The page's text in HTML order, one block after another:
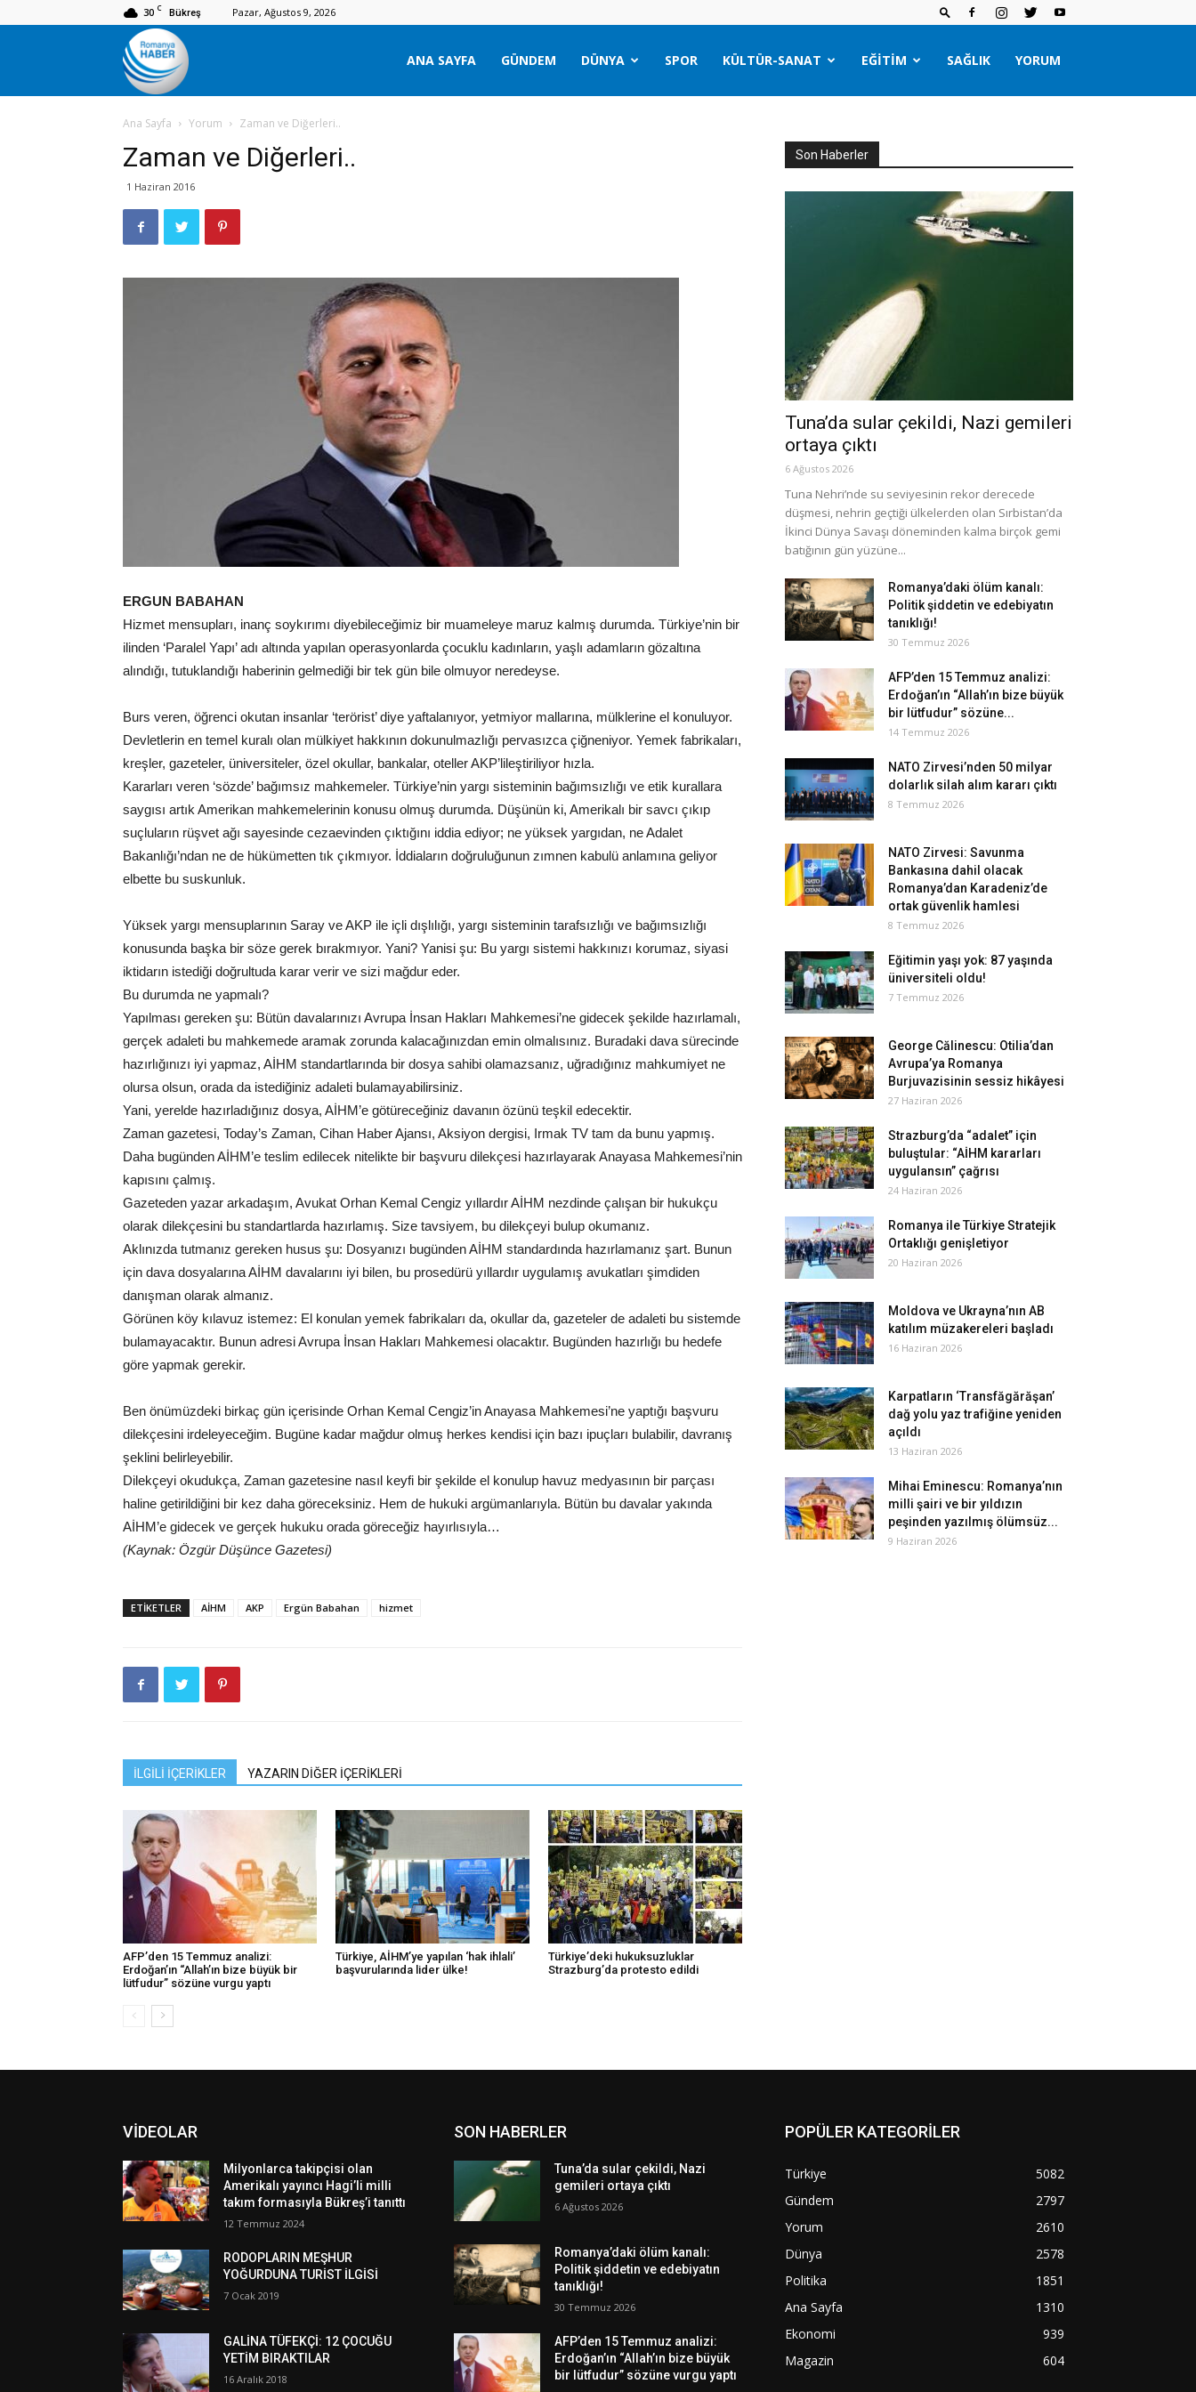
30 C Bükreş Pazar, Ağustos 9, 2026
Romanya
Haber
ANA SAYFA GÜNDEM DÜNYA SPOR KÜLTÜR-SANAT EĞITIM SAĞLIK YORUM
Ana Sayfa Yorum Zaman ve Diğerleri..
Zaman ve Diğerleri..
1 Haziran 2016
ERGUN BABAHAN
Hizmet mensupları, inanç soykırımı diyebileceğimiz bir muameleye maruz kalmış durumda. Türkiye’nin bir
ilinden ‘Paralel Yapı’ adı altında yapılan operasyonlarda çocuklu kadınların, yaşlı adamların gözaltına
alındığı, tutuklandığı haberinin gelmediği bir tek gün bile olmuyor neredeyse.
Burs veren, öğrenci okutan insanlar ‘terörist’ diye yaftalanıyor, yetmiyor mallarına, mülklerine el konuluyor.
Devletlerin en temel kuralı olan mülkiyet hakkının dokunulmazlığı pervasızca çiğneniyor. Yemek fabrikaları,
kreşler, gazeteler, üniversiteler, özel okullar, bankalar, oteller AKP’lileştiriliyor hızla.
Kararları veren ‘sözde’ bağımsız mahkemeler. Türkiye’nin yargı sisteminin bağımsızlığı ve etik kurallara
saygısı artık Amerikan mahkemelerinin konusu olmuş durumda. Düşünün ki, Amerikalı bir savcı çıkıp
suçluların rüşvet ağı sayesinde cezaevinden çıktığını iddia ediyor; ne yüksek yargıdan, ne Adalet
Bakanlığı’ndan ne de hükümetten tık çıkmıyor. İddiaların doğruluğunun zımnen kabulü anlamına geliyor
elbette bu suskunluk.
Yüksek yargı mensuplarının Saray ve AKP ile içli dışlılığı, yargı sisteminin tarafsızlığı ve bağımsızlığı
konusunda başka bir söze gerek bırakmıyor. Yani? Yanisi şu: Bu yargı sistemi hakkınızı korumaz, siyasi
iktidarın istediği doğrultuda karar verir ve sizi mağdur eder.
Bu durumda ne yapmalı?
Yapılması gereken şu: Bütün davalarınızı Avrupa İnsan Hakları Mahkemesi’ne gidecek şekilde hazırlamalı,
gerçek adaleti bu mahkemede aramak zorunda kalacağınızdan emin olmalısınız. Buradaki dava sürecinde
hazırlığınızı iyi yapmaz, AİHM standartlarında bir dosya sahibi olamazsanız, uğradığınız mahkumiyet ne
olursa olsun, orada da istediğiniz adaleti bulamayabilirsiniz.
Yani, yerelde hazırladığınız dosya, AİHM’e götüreceğiniz davanın özünü teşkil edecektir.
Zaman gazetesi, Today’s Zaman, Cihan Haber Ajansı, Aksiyon dergisi, Irmak TV tam da bunu yapmış.
Daha bugünden AİHM’e teslim edilecek nitelikte bir başvuru dilekçesi hazırlayarak Anayasa Mahkemesi’nin
kapısını çalmış.
Gazeteden yazar arkadaşım, Avukat Orhan Kemal Cengiz yıllardır AİHM nezdinde çalışan bir hukukçu
olarak dilekçesini bu standartlarda hazırlamış. Size tavsiyem, bu dilekçeyi bulup okumanız.
Aklınızda tutmanız gereken husus şu: Dosyanızı bugünden AİHM standardında hazırlamanız şart. Bunun
için dava dosyalarına AİHM davalarını iyi bilen, bu prosedürü yıllardır uygulamış avukatları şimdiden
danışman olarak almanız.
Görünen köy kılavuz istemez: El konulan yemek fabrikaları da, okullar da, gazeteler de adaleti bu sistemde
bulamayacaktır. Bunun adresi Avrupa İnsan Hakları Mahkemesi olacaktır. Bugünden hazırlığı bu hedefe
göre yapmak gerekir.
Ben önümüzdeki birkaç gün içerisinde Orhan Kemal Cengiz’in Anayasa Mahkemesi’ne yaptığı başvuru
dilekçesini irdeleyeceğim. Bugüne kadar mağdur olmuş herkes kendisi için bazı ipuçları bulabilir, davranış
şeklini belirleyebilir.
Dilekçeyi okudukça, Zaman gazetesine nasıl keyfi bir şekilde el konulup havuz medyasının bir parçası
haline getirildiğini bir kez daha göreceksiniz. Hem de hukuki argümanlarıyla. Bütün bu davalar yakında
AİHM’e gidecek ve gerçek hukuku orada göreceğiz hayırlısıyla…
(Kaynak: Özgür Düşünce Gazetesi)
ETIKETLER AİHM AKP Ergün Babahan hizmet
İLGİLİ İÇERİKLER YAZARIN DİĞER İÇERİKLERİ
AFP’den 15 Temmuz analizi:
Erdoğan’ın “Allah’ın bize büyük bir
lütfudur” sözüne vurgu yaptı
Türkiye, AİHM’ye yapılan ‘hak ihlali’
başvurularında lider ülke!
Türkiye’deki hukuksuzluklar
Strazburg’da protesto edildi
Son Haberler
Tuna’da sular çekildi, Nazi gemileri
ortaya çıktı
6 Ağustos 2026
Tuna Nehri’nde su seviyesinin rekor derecede
düşmesi, nehrin geçtiği ülkelerden olan Sırbistan’da
İkinci Dünya Savaşı döneminden kalma birçok gemi
batığının gün yüzüne...
Romanya’daki ölüm kanalı:
Politik şiddetin ve edebiyatın
tanıklığı!
30 Temmuz 2026
AFP’den 15 Temmuz analizi:
Erdoğan’ın “Allah’ın bize büyük
bir lütfudur” sözüne...
14 Temmuz 2026
NATO Zirvesi’nden 50 milyar
dolarlık silah alım kararı çıktı
8 Temmuz 2026
NATO Zirvesi: Savunma
Bankasına dahil olacak
Romanya’dan Karadeniz’de
ortak güvenlik hamlesi
8 Temmuz 2026
Eğitimin yaşı yok: 87 yaşında
üniversiteli oldu!
7 Temmuz 2026
George Călinescu: Otilia’dan
Avrupa’ya Romanya
Burjuvazisinin sessiz hikâyesi
27 Haziran 2026
Strazburg’da “adalet” için
buluştular: “AİHM kararları
uygulansın” çağrısı
24 Haziran 2026
Romanya ile Türkiye Stratejik
Ortaklığı genişletiyor
20 Haziran 2026
Moldova ve Ukrayna’nın AB
katılım müzakereleri başladı
16 Haziran 2026
Karpatların ‘Transfăgărăşan’
dağ yolu yaz trafiğine yeniden
açıldı
13 Haziran 2026
Mihai Eminescu: Romanya’nın
milli şairi ve bir yıldızın
peşinden yazılmış ölümsüz...
9 Haziran 2026
VİDEOLAR
Milyonlarca takipçisi olan
Amerikalı yayıncı Hagi’li milli
takım formasıyla Bükreş’i tanıttı
12 Temmuz 2024
RODOPLARIN MEŞHUR
YOĞURDUNA TURİST İLGİSİ
7 Ocak 2019
GALİNA TÜFEKÇİ: 12 ÇOCUĞU
YETİM BIRAKTILAR
16 Aralık 2018
SON HABERLER
Tuna’da sular çekildi, Nazi
gemileri ortaya çıktı
6 Ağustos 2026
Romanya’daki ölüm kanalı:
Politik şiddetin ve edebiyatın
tanıklığı!
30 Temmuz 2026
AFP’den 15 Temmuz analizi:
Erdoğan’ın “Allah’ın bize büyük
bir lütfudur” sözüne vurgu yaptı
POPÜLER KATEGORİLER
Türkiye
5082
Gündem
2797
Yorum
2610
Dünya
2578
Politika
1851
Ana Sayfa
1310
Ekonomi
939
Magazin
604